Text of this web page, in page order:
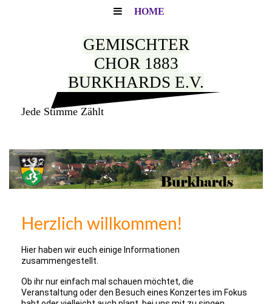
HOME
GEMISCHTER
CHOR 1883
BURKHARDS E.V.
Jede Stimme Zählt
Herzlich willkommen!
Hier haben wir euch einige Informationen
zusammengestellt.
Ob ihr nur einfach mal schauen möchtet, die
Veranstaltung oder den Besuch eines Konzertes im Fokus